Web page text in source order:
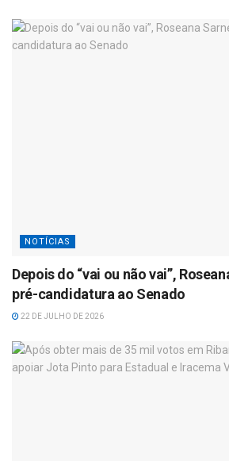
NOTÍCIAS
Depois do “vai ou não vai”,
pré-candidatura ao Senado
22 DE JULHO DE 2026